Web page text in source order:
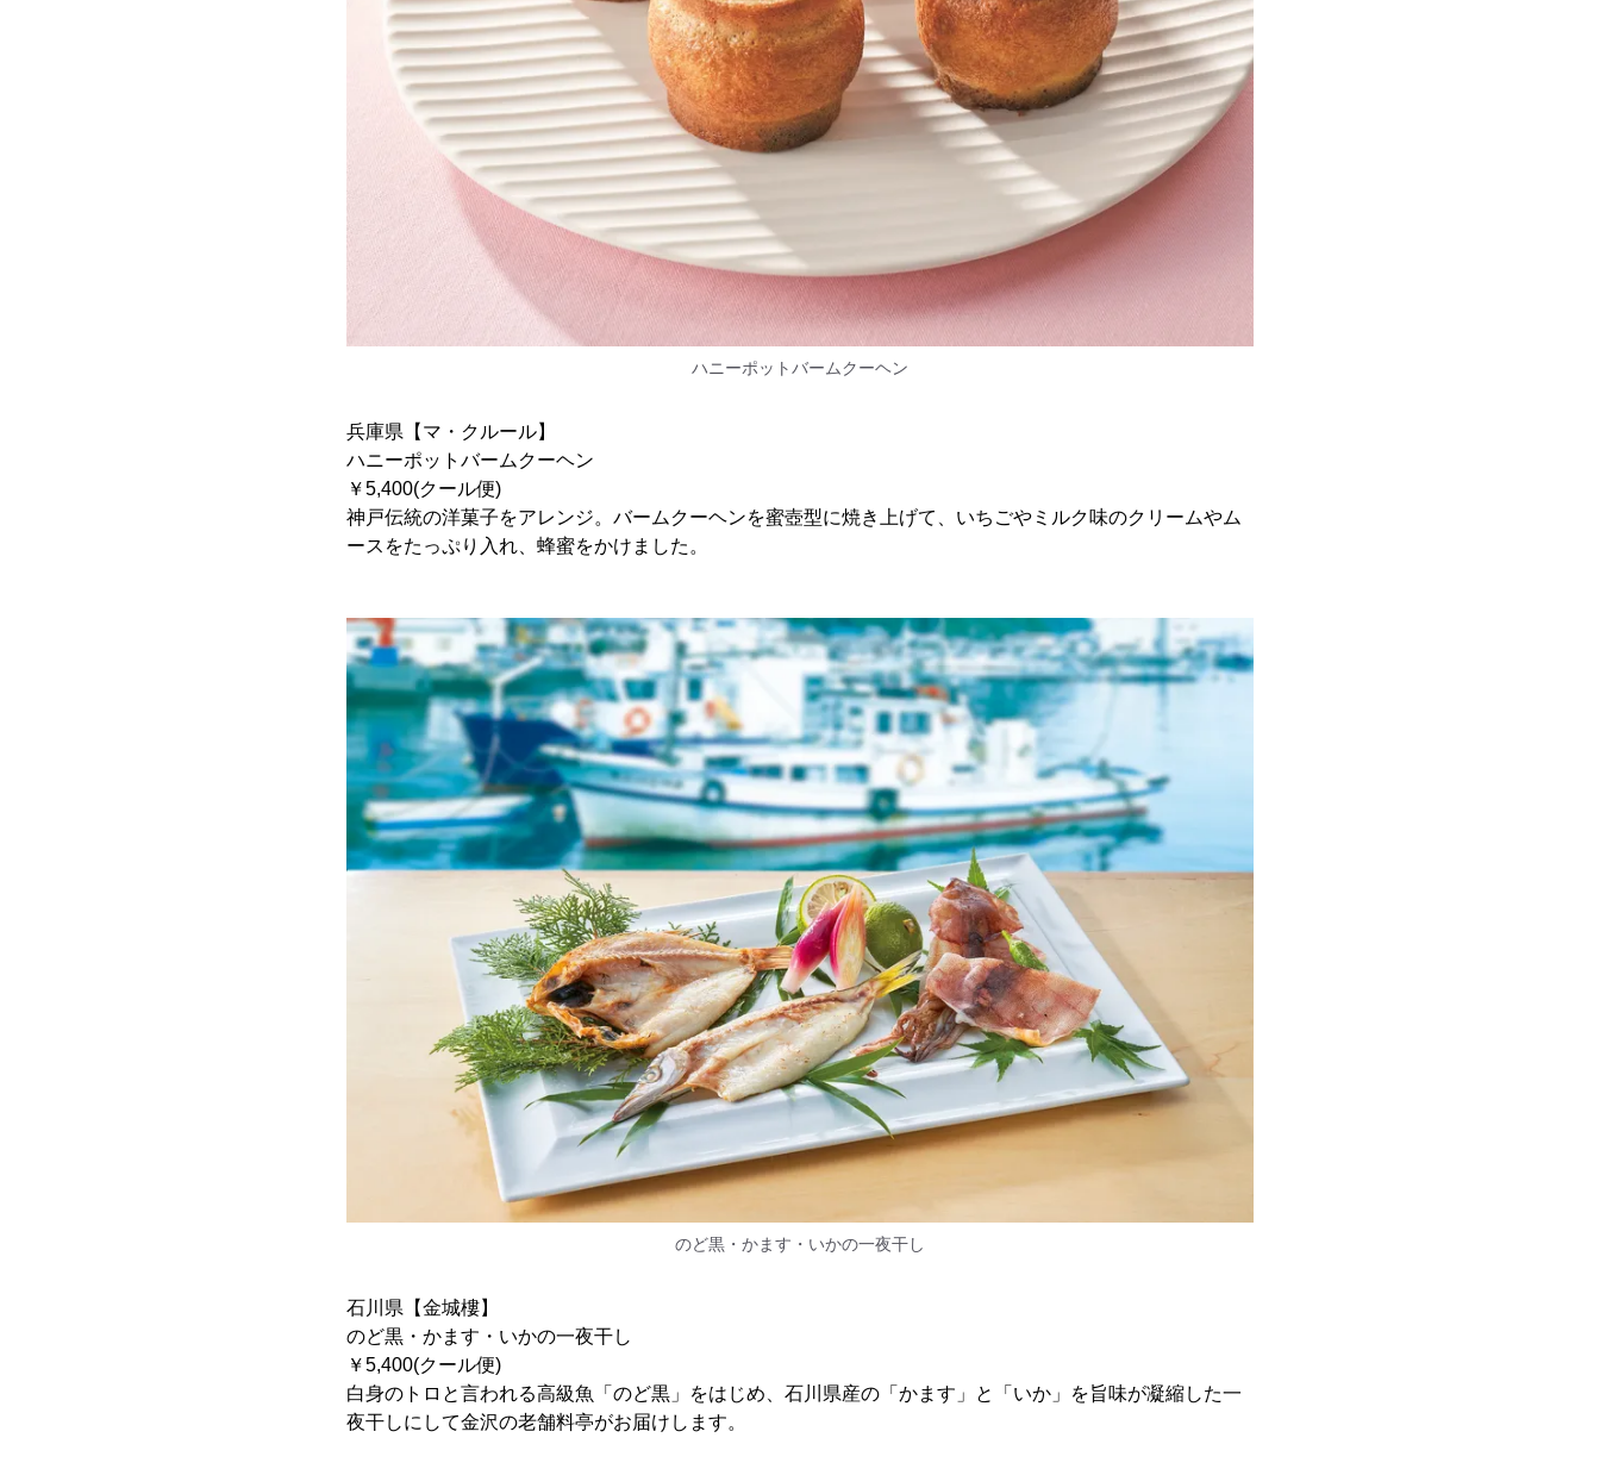
ハニーポットバームクーヘン
兵庫県【マ・クルール】
ハニーポットバームクーヘン
￥5,400(クール便)
神戸伝統の洋菓子をアレンジ。バームクーヘンを蜜壺型に焼き上げて、いちごやミルク味のクリームやム
ースをたっぷり入れ、蜂蜜をかけました。
のど黒・かます・いかの一夜干し
石川県【金城樓】
のど黒・かます・いかの一夜干し
￥5,400(クール便)
白身のトロと言われる高級魚「のど黒」をはじめ、石川県産の「かます」と「いか」を旨味が凝縮した一
夜干しにして金沢の老舗料亭がお届けします。